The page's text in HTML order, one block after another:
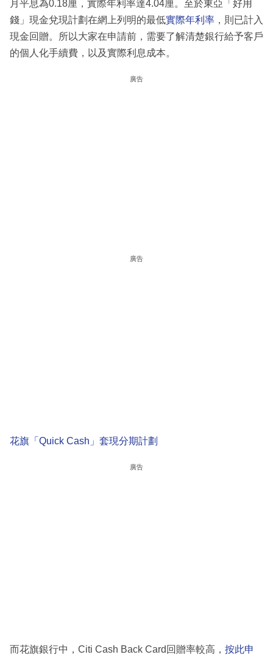
月平息為0.18厘，實際年利率達4.04厘。至於東亞「好用
錢」現金兌現計劃在網上列明的最低實際年利率 ，則已計入
現金回贈。所以大家在申請前，需要了解清楚銀行給予客戶
的個人化手續費，以及實際利息成本。
廣告
廣告
花旗「Quick Cash」套現分期計劃
廣告
而花旗銀行中，Citi Cash Back Card回贈率較高， 按此申